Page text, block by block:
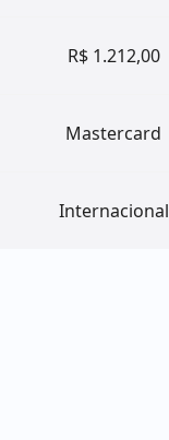
R$ 1.212,00
Mastercard
Internacional